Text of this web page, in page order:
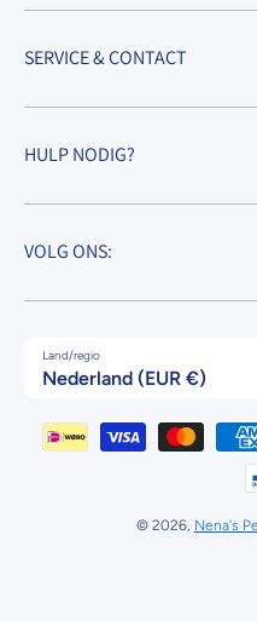
SERVICE & CONTACT
HULP NODIG?
VOLG ONS:
Land/regio
Nederland (EUR €)
© 2026, Nena's